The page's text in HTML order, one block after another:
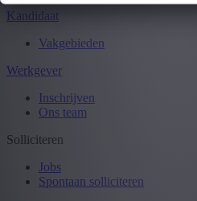
Kandidaat
Vakgebieden
Werkgever
Inschrijven
Ons team
Solliciteren
Jobs
Spontaan solliciteren